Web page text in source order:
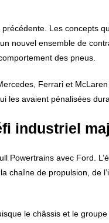
Les concepts
nouvel ensemble de
des pneus.
Ferrari et
les avaient pénalisées
industriel
avec Ford.
chaîne de propulsion, de
le châssis et le